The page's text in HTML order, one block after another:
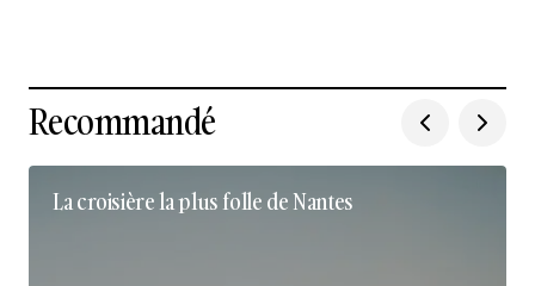
Recommandé
La croisière la plus folle de Nantes